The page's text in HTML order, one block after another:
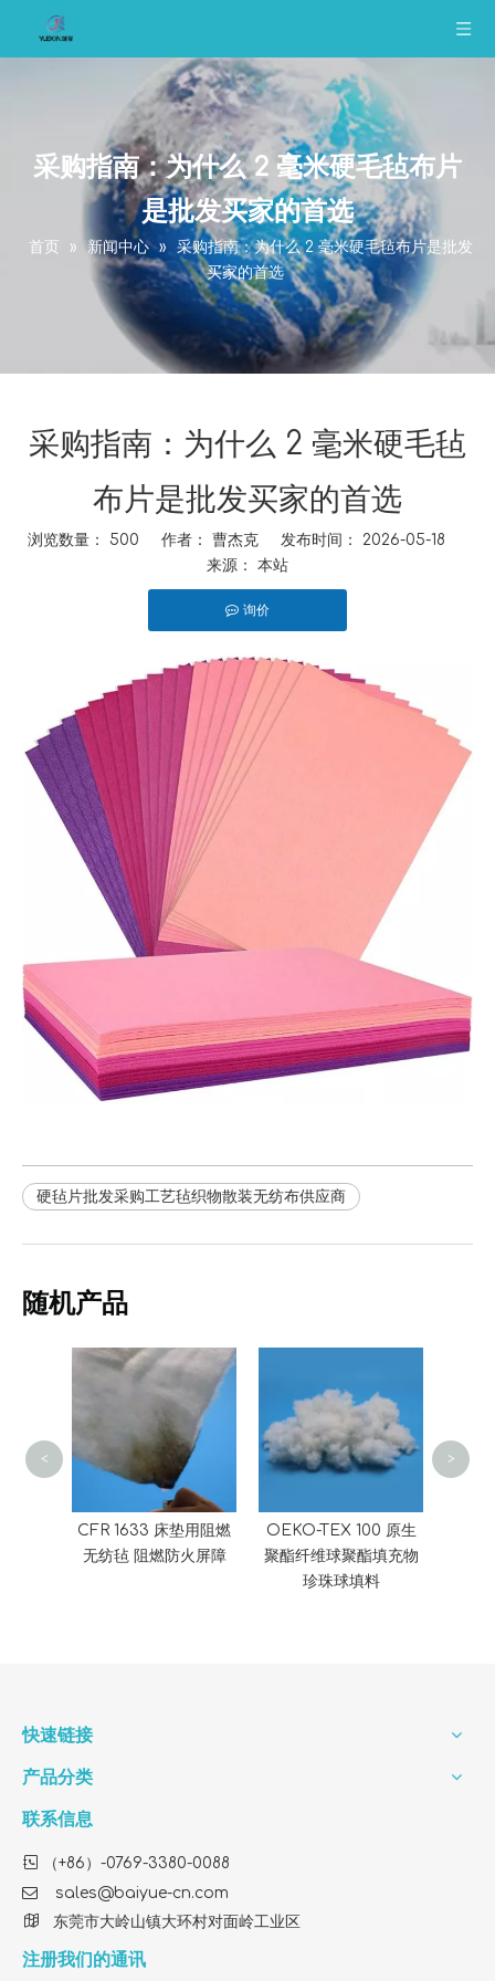
采购指南：为什么 2 毫米硬毛毡布片
是批发买家的首选
首页 » 新闻中心 »
采购指南：为什么 2 毫米硬毛毡布片是批发
买家的首选
采购指南：为什么 2 毫米硬毛毡
布片是批发买家的首选
浏览数量： 500 作者： 曹杰克 发布时间： 2026-05-18
来源： 本站
询价
硬毡片批发采购工艺毡织物散装无纺布供应商
随机产品
CFR 1633 床垫用阻燃
无纺毡 阻燃防火屏障
OEKO-TEX 100 原生
聚酯纤维球聚酯填充物
珍珠球填料
< >
快速链接
产品分类
联系信息
 （+86）-0769-3380-0088
 sales@baiyue-cn.com
 东莞市大岭山镇大环村对面岭工业区
注册我们的通讯